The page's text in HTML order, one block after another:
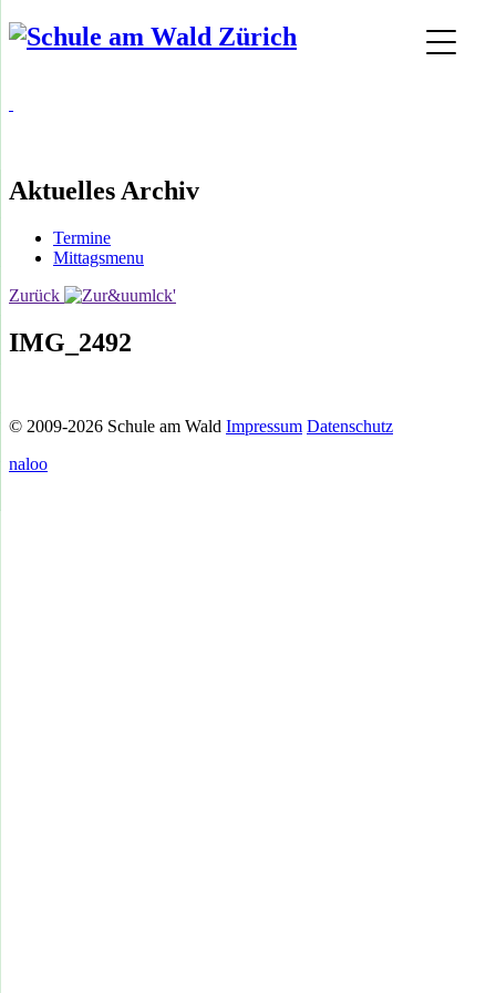
Aktuelles Archiv
Termine
Mittagsmenu
Zurück
IMG_2492
© 2009-2026 Schule am Wald Impressum Datenschutz
naloo